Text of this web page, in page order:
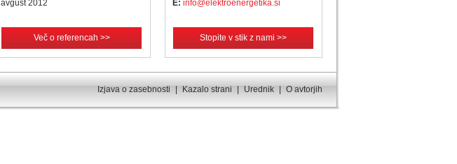
avgust 2012
Več o referencah >>
E: info@elektroenergetika.si
Stopite v stik z nami >>
Izjava o zasebnosti Kazalo strani Urednik O avtorjih